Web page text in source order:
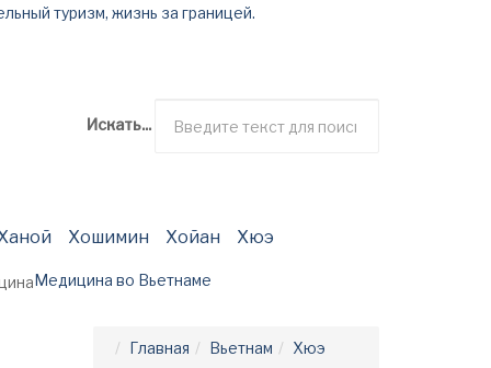
туризм, жизнь за границей.
Искать...
Хошимин Хойан Хюэ
Медицина во Вьетнаме
Главная Вьетнам Хюэ